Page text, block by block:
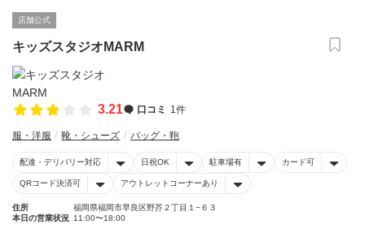
店舗公式
キッズスタジオMARM
3.21 口コミ 1件
服・洋服 靴・シューズ バッグ・鞄
配達・デリバリー対応 日祝OK 駐車場有 カード可
QRコード決済可 アウトレットコーナーあり
住所
福岡県福岡市早良区野芥２丁目１−６３
本日の営業状況 11:00〜18:00